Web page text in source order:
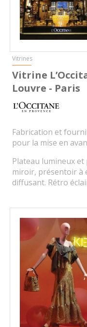
Vitrines
Vitrine
Louvre - Paris
Fabrication et
pour la mise en
Plateau lumineux
miroir, présentoir à
diffusant. Rétro